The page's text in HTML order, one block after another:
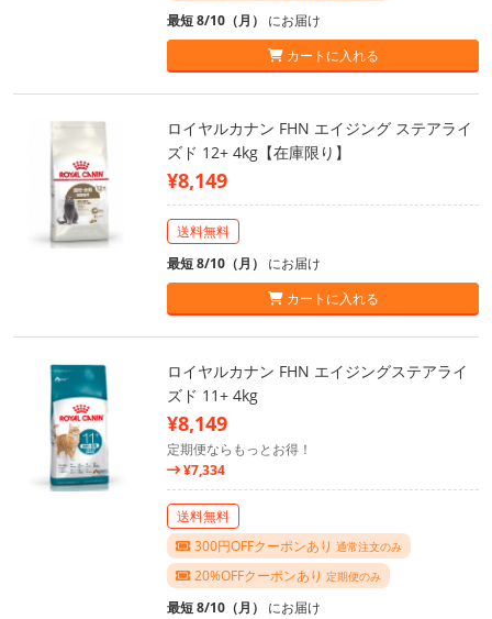
最短 8/10（月） にお届け
カートに入れる
ロイヤルカナン FHN エイジング ステアライ
ズド 12+ 4kg【在庫限り】
¥8,149
送料無料
最短 8/10（月） にお届け
カートに入れる
ロイヤルカナン FHN エイジングステアライ
ズド 11+ 4kg
¥8,149
定期便ならもっとお得！
¥7,334
送料無料
300円OFFクーポンあり 通常注文のみ
20%OFFクーポンあり 定期便のみ
最短 8/10（月） にお届け